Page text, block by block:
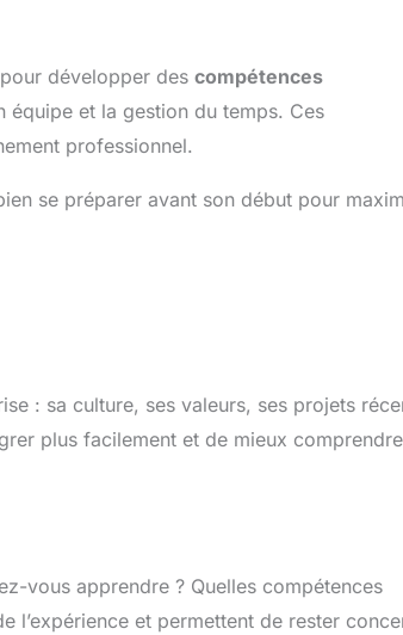
développer des compétences
équipe et la gestion du temps. Ces
professionnel.
se préparer avant son début pour
: sa culture, ses valeurs, ses projets
plus facilement et de mieux
vous apprendre ? Quelles compétences
et permettent de rester